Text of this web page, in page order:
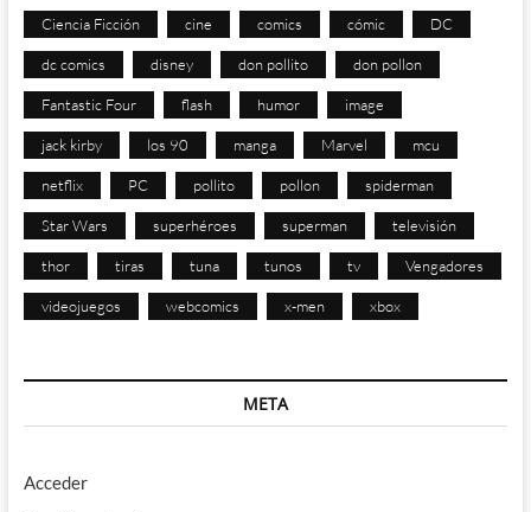
Ciencia Ficción cine comics cómic DC
dc comics disney don pollito don pollon
Fantastic Four flash humor image
jack kirby los 90 manga Marvel mcu
netflix PC pollito pollon spiderman
Star Wars superhéroes superman televisión
thor tiras tuna tunos tv Vengadores
videojuegos webcomics x-men xbox
META
Acceder